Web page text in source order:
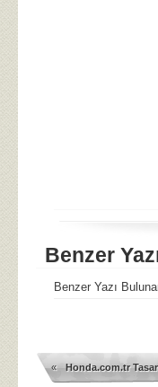
Benzer
Benzer Yazı
« Honda.com.tr